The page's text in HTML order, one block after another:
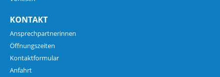
KONTAKT
Ansprechpartnerinnen
Öffnungszeiten
Kontaktformular
Anfahrt